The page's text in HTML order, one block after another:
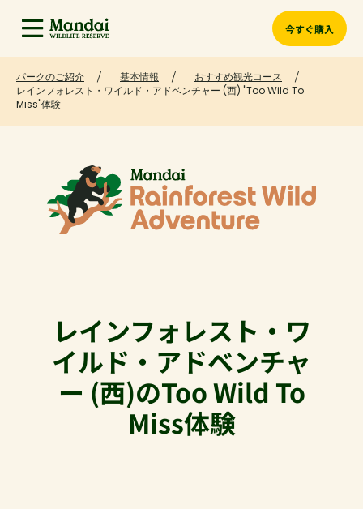
今すぐ購入
パークのご紹介 基本情報
おすすめ観光コース
レインフォレスト・ワイルド・アドベンチャー (西) "Too Wild To
Miss"体験
レインフォレスト・ワ
イルド・アドベンチャ
ー (西)のToo Wild To
Miss体験